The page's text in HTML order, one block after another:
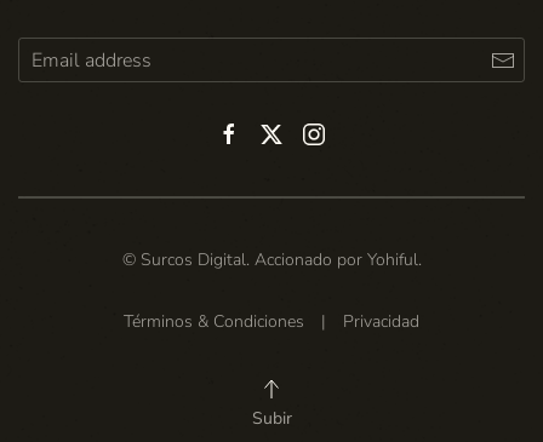
© Surcos Digital. Accionado por Yohiful.
Términos & Condiciones | Privacidad
Subir